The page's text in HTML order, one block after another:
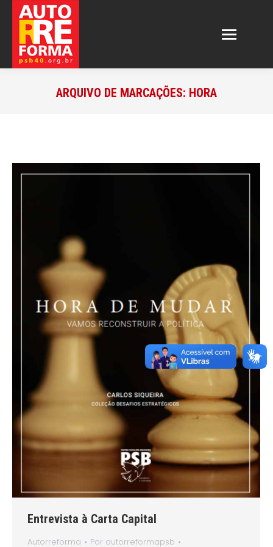
ARQUIVO DE MARCAÇÕES: HORA
Entrevista à Carta Capital
Autorreforma Por autorreformapsb